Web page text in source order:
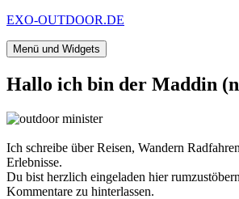
Zum
springen
EXO-OUTDOOR.DE
Menü und Widgets
Hallo ich bin der Maddin
Ich schreibe über Reisen, Wandern
Erlebnisse.
Du bist herzlich eingeladen hier
Kommentare zu hinterlassen.